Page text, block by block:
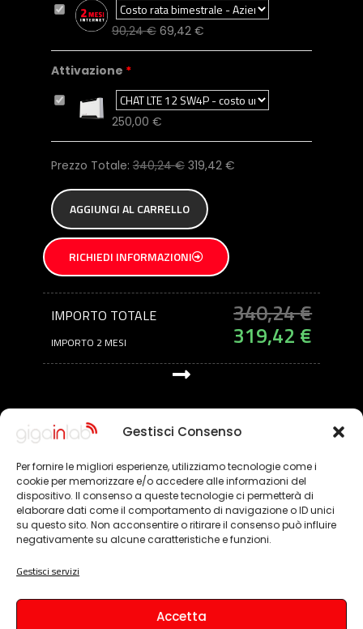
Gestisci Consenso
Per fornire le migliori esperienze, utilizziamo tecnologie come i
cookie per memorizzare e/o accedere alle informazioni del
dispositivo. Il consenso a queste tecnologie ci permetterà di
elaborare dati come il comportamento di navigazione o ID unici
su questo sito. Non acconsentire o ritirare il consenso può influire
negativamente su alcune caratteristiche e funzioni.
Gestisci servizi
Accetta
90,24€ 69,42 €
Attivazione
250,00 €
Prezzo Totale: 340,24€ 319,42 €
AGGIUNGI AL CARRELLO
RICHIEDI INFORMAZIONI
IMPORTO TOTALE
IMPORTO 2 MESI
340,24€
319,42 €
FAQ
Hai domande sui nostri prodotti o servizi?
Assistenza sul territorio
sempre un nostro tecnico pronto a fornirti un'assistenza
rapida e puntuale.